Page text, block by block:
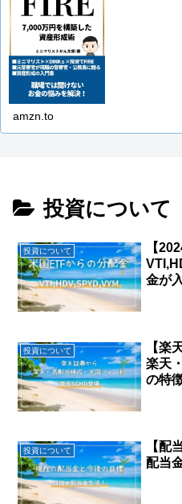
amzn.to
投資について
投資について
【
金が
投資について
【楽
楽天
の特
投資について
【配
配当